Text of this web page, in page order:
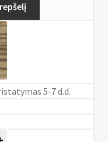
5-7 d.d.